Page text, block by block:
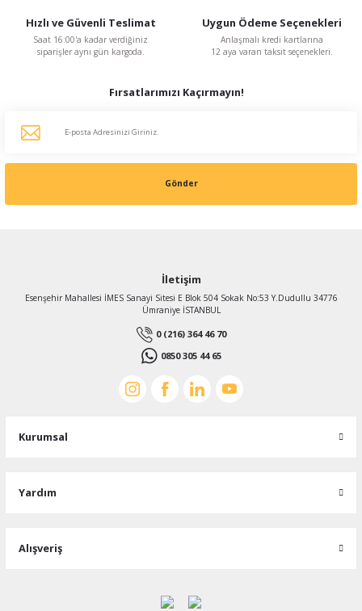
Hızlı ve Güvenli Teslimat
Saat 16:00'a kadar verdiğiniz
siparişler aynı gün kargoda.
Uygun Ödeme Seçenekleri
Anlaşmalı kredi kartlarına
12 aya varan taksit seçenekleri.
Fırsatlarımızı Kaçırmayın!
Gönder
İletişim
Esenşehir Mahallesi İMES Sanayi Sitesi E Blok 504 Sokak No:53 Y.Dudullu 34776
Ümraniye İSTANBUL
0 (216) 364 46 70
0850 305 44 65
Kurumsal
Yardım
Alışveriş